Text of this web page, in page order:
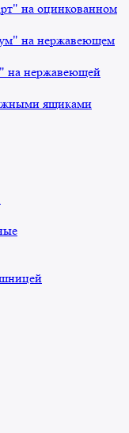
на оцинкованном
на нержавеющем
на нержавеющей
ящиками